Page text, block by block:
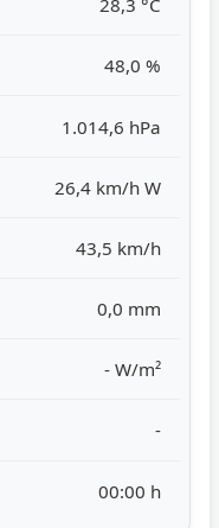
28,3 °C
48,0 %
1.014,6 hPa
26,4 km/h W
43,5 km/h
0,0 mm
- W/m²
-
00:00 h